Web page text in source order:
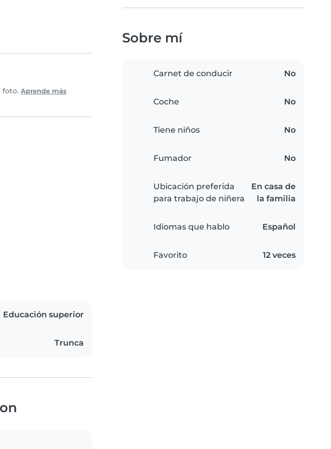
foto. Aprende más
Sobre mí
Carnet de conducir No
Coche No
Tiene niños No
Fumador No
Ubicación preferida
para trabajo de niñera
En casa de
la familia
Idiomas que hablo Español
Favorito 12 veces
Educación superior
Trunca